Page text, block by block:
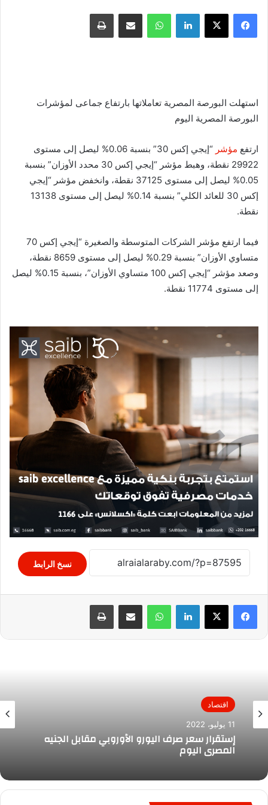
فيسبوك X لينكدإن واتساب مشاركة عبر البريد طباعة
استهلت البورصة المصرية تعاملاتها بارتفاع جماعى لمؤشرات
البورصة المصرية اليوم
ارتفع مؤشر
“إيجي إكس 30” بنسبة 0.06% ليصل إلى مستوى
29922 نقطة، وهبط مؤشر “إيجي إكس 30 محدد الأوزان” بنسبة
0.05% ليصل إلى مستوى 37125 نقطة، وانخفض مؤشر “إيجي
إكس 30 للعائد الكلي” بنسبة 0.14% ليصل إلى مستوى 13138
نقطة.
فيما ارتفع مؤشر الشركات المتوسطة والصغيرة “إيجي إكس 70
متساوي الأوزان” بنسبة 0.29% ليصل إلى مستوى 8659 نقطة،
وصعد مؤشر “إيجي إكس 100 متساوي الأوزان”، بنسبة 0.15% ليصل
إلى مستوى 11774 نقطة.
نسخ الرابط
لينكدإن واتساب مشاركة عبر البريد طباعة
اقتصاد
11 يوليو، 2022
إستقرار سعر صرف اليورو الأوروبي مقابل الجنيه
المصري اليوم